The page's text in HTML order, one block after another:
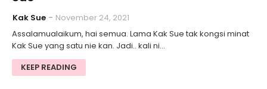
Kak Sue
November 24, 2021
Assalamualaikum, hai semua. Lama Kak Sue tak kongsi minat
Kak Sue yang satu nie kan. Jadi.. kali ni…
KEEP READING